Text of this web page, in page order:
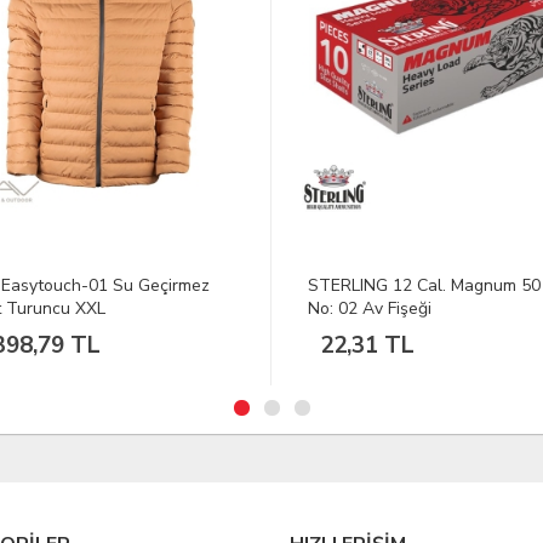
12 Cal. Magnum 50 G.
Av Fişeği
TL
Ranger Bullpup 20 Kalibre
Av Tüfeği
%100 2.200,00 TL